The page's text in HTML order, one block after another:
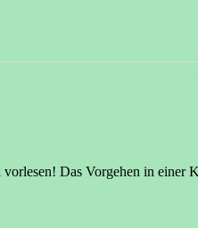
Das Vorgehen in einer